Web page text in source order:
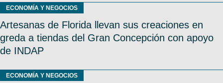
ECONOMÍA Y NEGOCIOS
Artesanas de Florida llevan sus creaciones en
greda a tiendas del Gran Concepción con apoyo
de INDAP
ECONOMÍA Y NEGOCIOS